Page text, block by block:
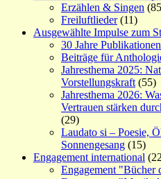
Erzählen & Singen
Freiluftlieder(11)
Ausgewählte Impulse zum
30 Jahre
Beiträge für
Jahresthema 2025:
Vorstellungskraft (55)
Jahresthema 2026:
Vertrauen stärken
(29)
Laudato si – Poesie,
Sonnengesang (15)
Engagement international
Engagement "Bücher